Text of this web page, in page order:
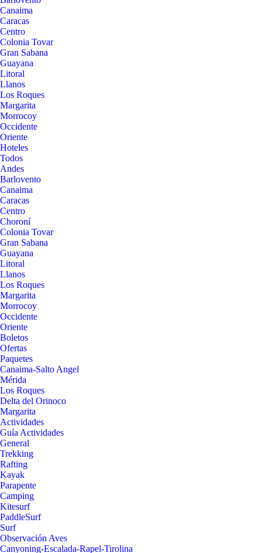
Canaima
Caracas
Centro
Colonia Tovar
Gran Sabana
Guayana
Litoral
Llanos
Los Roques
Margarita
Morrocoy
Occidente
Oriente
Hoteles
Todos
Andes
Barlovento
Canaima
Caracas
Centro
Choroní
Colonia Tovar
Gran Sabana
Guayana
Litoral
Llanos
Los Roques
Margarita
Morrocoy
Occidente
Oriente
Boletos
Ofertas
Paquetes
Canaima-Salto Angel
Mérida
Los Roques
Delta del Orinoco
Margarita
Actividades
Guía Actividades
General
Trekking
Rafting
Kayak
Parapente
Camping
Kitesurf
PaddleSurf
Surf
Observación Aves
Canyoning-Escalada-Rapel-Tirolina